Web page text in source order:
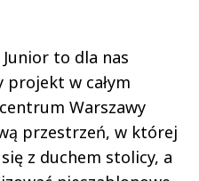
Junior to dla nas
projekt w całym
Warszawy
przestrzeń, w której
z duchem stolicy, a